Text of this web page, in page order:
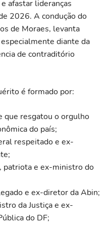
afastar lideranças
2026. A condução do
de Moraes, levanta
diante da
de contraditório
é formado por:
que resgatou o orgulho
do país;
respeitado e ex-
patriota e ex-ministro do
e ex-diretor da Abin;
da Justiça e ex-
do DF;